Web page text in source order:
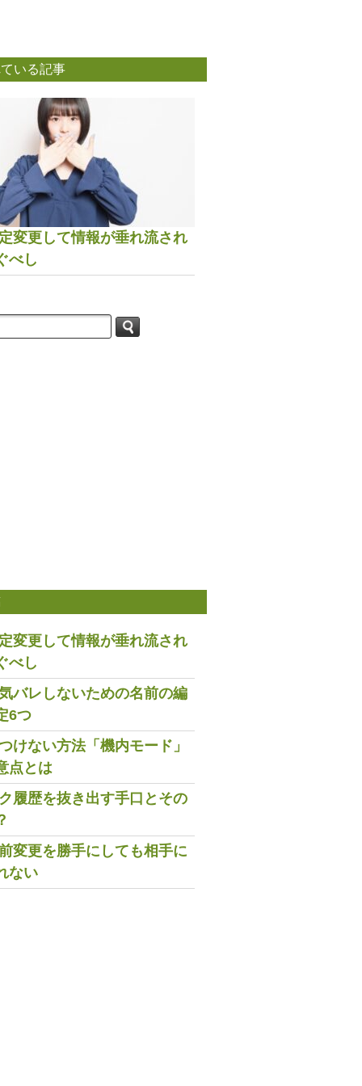
いる記事
変更して情報が垂れ流され
べし
変更して情報が垂れ流され
べし
バレしないための名前の編
6つ
けない方法「機内モード」
点とは
履歴を抜き出す手口とその
変更を勝手にしても相手に
ない